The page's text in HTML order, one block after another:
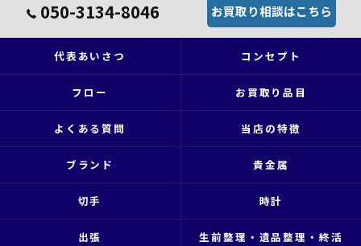
050-3134-8046 お買取り相談はこちら
代表あいさつ コンセプト
フロー お買取り品目
よくある質問 当店の特徴
ブランド 貴金属
切手 時計
出張 生前整理・遺品整理・終活